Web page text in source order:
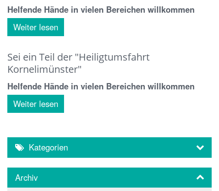
Helfende Hände in vielen Bereichen willkommen
Weiter lesen
Sei ein Teil der "Heiligtumsfahrt
Kornelimünster"
Helfende Hände in vielen Bereichen willkommen
Weiter lesen
Kategorien
Archiv